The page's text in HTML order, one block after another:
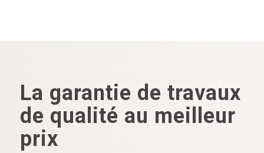
La garantie de travaux
de qualité au meilleur
prix